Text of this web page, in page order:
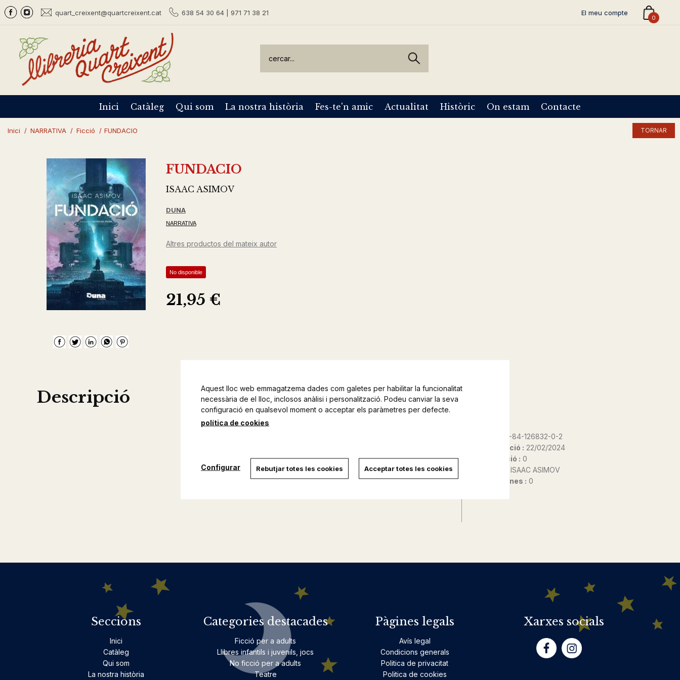
quart_creixent@quartcreixent.cat 638 54 30 64 | 971 71 38 21 El meu compte
0
Inici Catàleg Qui som La nostra història Fes-te'n amic Actualitat Històric On estam Contacte
Inici / NARRATIVA / Ficció / FUNDACIO TORNAR
FUNDACIO
ISAAC ASIMOV
DUNA
NARRATIVA
Altres productos del mateix autor
No disponible
21,95 €
Descripció
978-84-126832-0-2
Data d'edició : 22/02/2024
Any d'edició : 0
ISAAC ASIMOV
Nº de pàgines : 0
Seccions
Inici
Catàleg
Qui som
La nostra història
Categories destacades
Ficció per a adults
Llibres infantils i juvenils, jocs
No ficció per a adults
Teatre
Pàgines legals
Avís legal
Condicions generals
Politica de privacitat
Politica de cookies
Xarxes socials
Aquest lloc web emmagatzema dades com galetes per habilitar la funcionalitat
necessària de el lloc, inclosos anàlisi i personalització. Podeu canviar la seva
configuració en qualsevol moment o acceptar els paràmetres per defecte.
política de cookies
Configurar Rebutjar totes les cookies Acceptar totes les cookies